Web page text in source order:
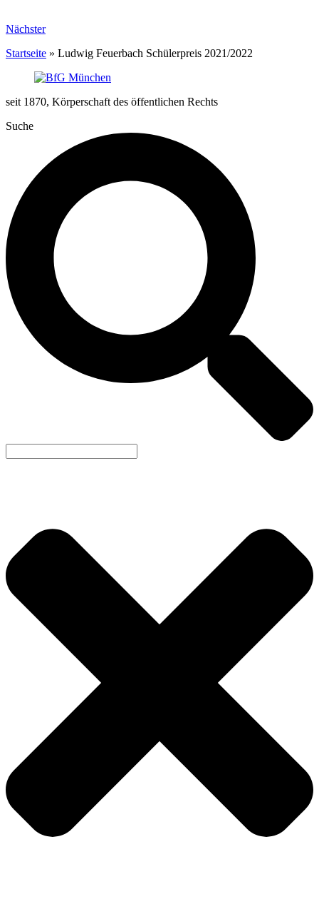
Nächster
Startseite » Ludwig Feuerbach Schülerpreis 2021/2022
seit 1870, Körperschaft des öffentlichen Rechts
Suche